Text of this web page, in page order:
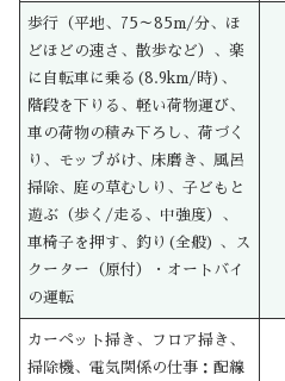
歩行（平地、75～85m/分、ほ
どほどの速さ、散歩など）、楽
に自転車に乗る(8.9km/時)、
階段を下りる、軽い荷物運び、
車の荷物の積み下ろし、荷づく
り、モップがけ、床磨き、風呂
掃除、庭の草むしり、子どもと
遊ぶ（歩く/走る、中強度）、
車椅子を押す、釣り(全般) 、ス
クーター（原付）・オートバイ
の運転
カーペット掃き、フロア掃き、
掃除機、電気関係の仕事：配線